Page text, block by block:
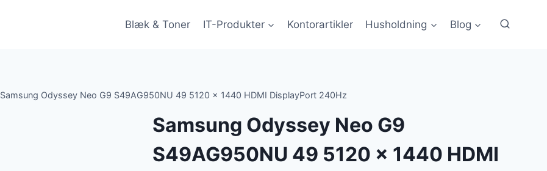
Blæk & Toner IT-Produkter Kontorartikler Husholdning Blog
Samsung Odyssey Neo G9 S49AG950NU 49 5120 x 1440 HDMI DisplayPort 240Hz
Samsung Odyssey Neo G9
S49AG950NU 49 5120 x 1440 HDMI